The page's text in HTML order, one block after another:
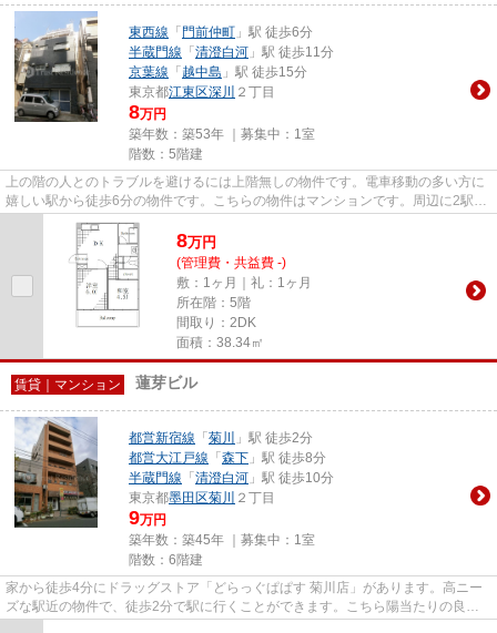
東西線 「 門前仲町 」駅 徒歩6分
半蔵門線 「 清澄白河 」駅 徒歩11分
京葉線 「 越中島 」駅 徒歩15分
東京都江東区深川 ２丁目
8万円
築年数：築53年 ｜募集中： 1室
階数：5階建
上の階の人とのトラブルを避けるには上階無しの物件です。電車移動の多い方に
嬉しい駅から徒歩6分の物件です。こちらの物件はマンションです。周辺に2駅あ
るので電車通勤しやすいです...
8万円
(管理費・共益費 -)
敷：1ヶ月｜礼：1ヶ月
所在階：5階
間取り：2DK
面積：38.34㎡
賃貸｜マンション 蓮芽ビル
都営新宿線 「 菊川
」駅 徒歩2分
都営大江戸線 「 森下 」駅 徒歩8分
半蔵門線 「 清澄白河 」駅 徒歩10分
東京都墨田区菊川 ２丁目
9万円
築年数：築45年 ｜募集中： 1室
階数：6階建
家から徒歩4分にドラッグストア「どらっぐぱぱす 菊川店」があります。高ニー
ズな駅近の物件で、徒歩2分で駅に行くことができます。こちら陽当たりの良好